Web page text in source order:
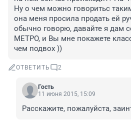
Ну о чем можно говоритьс
она меня просила продать ей
обычно говорю, давайте я дам
МЕТРО, и Вы мне покажете
чем подвох ))
ОТВЕТИТЬ 2
Гость
11 июня 2015, 15:09
Расскажите, пожалуйста,